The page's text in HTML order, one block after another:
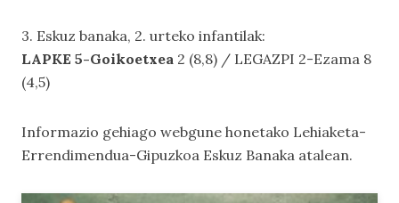
3. Eskuz banaka, 2. urteko infantilak:
LAPKE 5-Goikoetxea 2 (8,8) / LEGAZPI 2-Ezama 8
(4,5)
Informazio gehiago webgune honetako Lehiaketa-
Errendimendua-Gipuzkoa Eskuz Banaka atalean.